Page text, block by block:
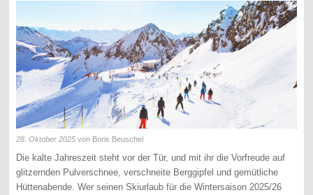
28. Oktober 2025 von Boris Beuschel
Die kalte Jahreszeit steht vor der Tür, und mit ihr die Vorfreude auf
glitzernden Pulverschnee, verschneite Berggipfel und gemütliche
Hüttenabende. Wer seinen Skiurlaub für die Wintersaison 2025/26